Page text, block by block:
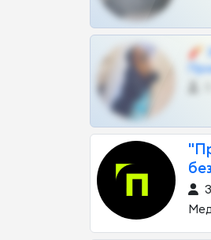
🧨